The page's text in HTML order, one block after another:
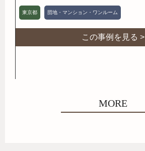
東京都 団地・マンション・ワンルーム
この事例を見る >
MORE